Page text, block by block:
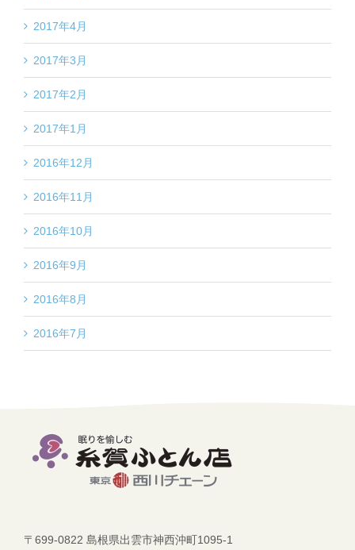
2017年4月
2017年3月
2017年2月
2017年1月
2016年12月
2016年11月
2016年10月
2016年9月
2016年8月
2016年7月
〒699-0822 島根県出雲市神西沖町1095-1